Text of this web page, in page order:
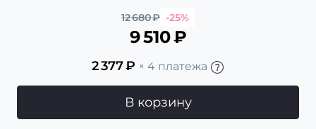
12 680₽ -25%
9 510₽
2 377₽ × 4 платежа
В корзину